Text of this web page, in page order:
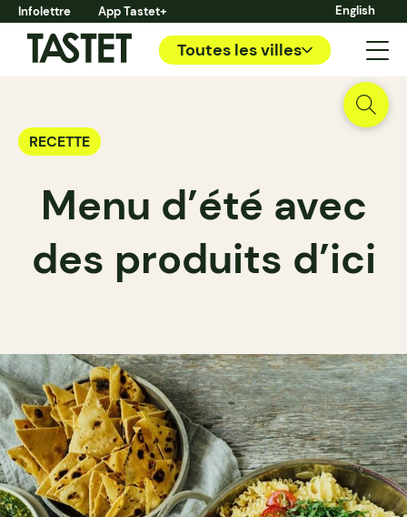
Infolettre App Tastet+ English
Toutes les villes
RECETTE
Menu d’été avec
des produits d’ici